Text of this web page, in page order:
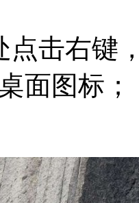
点击右键
面图标；